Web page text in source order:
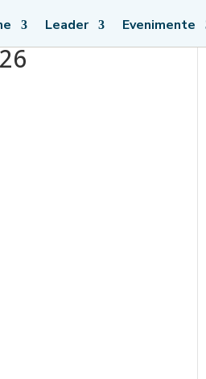
Leader Evenimente